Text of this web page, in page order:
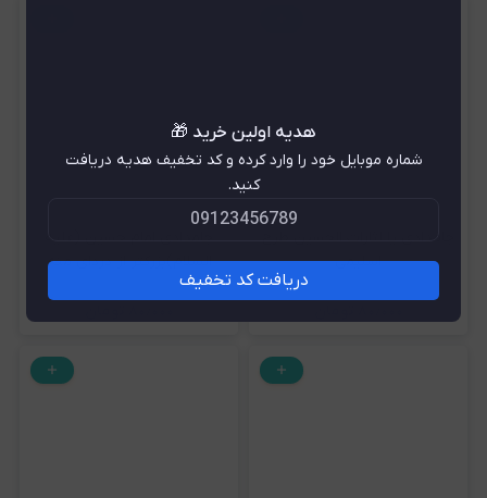
اسلیمی
السلام)بزرگتر از دردای منه
هدیه اولین خرید 🎁
شماره موبایل خود را وارد کرده و کد تخفیف هدیه دریافت
کنید.
دریافت کد تخفیف